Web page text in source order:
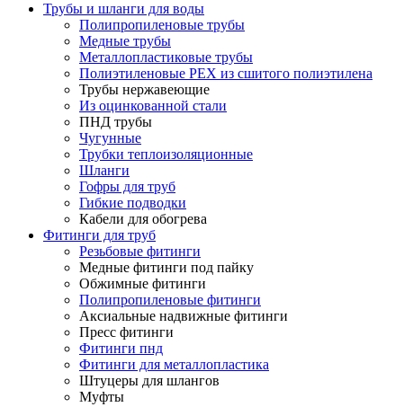
Трубы и шланги для воды
Полипропиленовые трубы
Медные трубы
Металлопластиковые трубы
Полиэтиленовые PEX из сшитого полиэтилена
Трубы нержавеющие
Из оцинкованной стали
ПНД трубы
Чугунные
Трубки теплоизоляционные
Шланги
Гофры для труб
Гибкие подводки
Кабели для обогрева
Фитинги для труб
Резьбовые фитинги
Медные фитинги под пайку
Обжимные фитинги
Полипропиленовые фитинги
Аксиальные надвижные фитинги
Пресс фитинги
Фитинги пнд
Фитинги для металлопластика
Штуцеры для шлангов
Муфты